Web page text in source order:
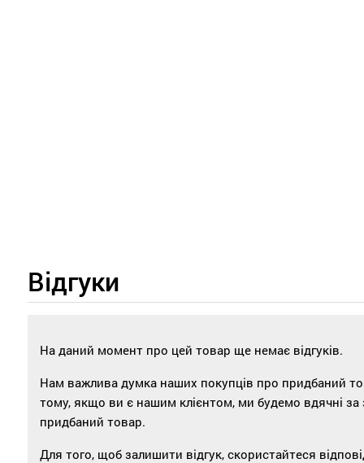
Відгуки
На даний момент про цей товар ще немає відгуків.
Нам важлива думка наших покупців про придбаний
тому, якщо ви є нашим клієнтом, ми будемо вдячні за
придбаний товар.
Для того, щоб залишити відгук, скористайтеся